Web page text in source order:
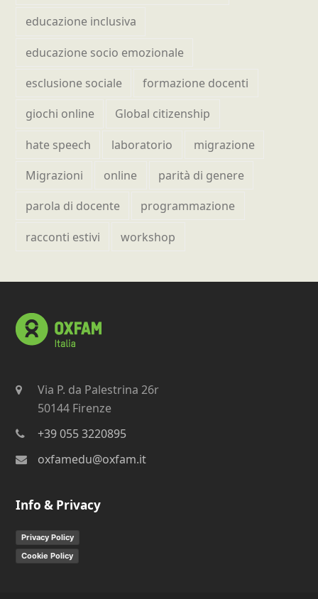
educazione inclusiva
educazione socio emozionale
esclusione sociale
formazione docenti
giochi online
Global citizenship
hate speech
laboratorio
migrazione
Migrazioni
online
parità di genere
parola di docente
programmazione
racconti estivi
workshop
Via P. da Palestrina 26r
50144 Firenze
+39 055 3220895
oxfamedu@oxfam.it
Info & Privacy
Privacy Policy
Cookie Policy